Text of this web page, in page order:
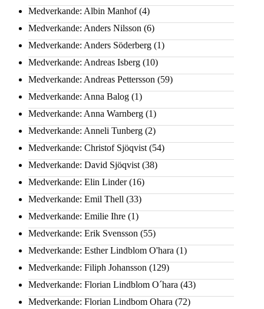
Medverkande: Albin Manhof(4)
Medverkande: Anders Nilsson (6)
Medverkande: Anders Söderberg (1)
Medverkande: Andreas Isberg (10)
Medverkande: Andreas Pettersson (59)
Medverkande: Anna Balog (1)
Medverkande: Anna Warnberg (1)
Medverkande: Anneli Tunberg (2)
Medverkande: Christof Sjöqvist (54)
Medverkande: David Sjöqvist (38)
Medverkande: Elin Linder(16)
Medverkande: Emil Thell (33)
Medverkande: Emilie Ihre (1)
Medverkande: Erik Svensson (55)
Medverkande: Esther Lindblom O'hara (1)
Medverkande: Filiph Johansson (129)
Medverkande: Florian Lindblom O´hara (43)
Medverkande: Florian Lindbom Ohara (72)